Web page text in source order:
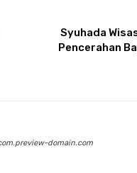
Syuhada
Pencerahan
domain.com